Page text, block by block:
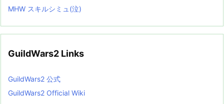
MHW スキルシミュ(泣)
GuildWars2 Links
GuildWars2 公式
GuildWars2 Official Wiki